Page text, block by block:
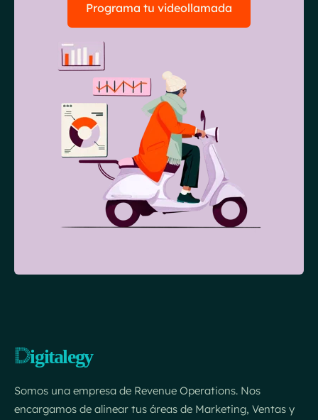
Programa tu videollamada
Somos una empresa de Revenue Operations. Nos
encargamos de alinear tus áreas de Marketing, Ventas y